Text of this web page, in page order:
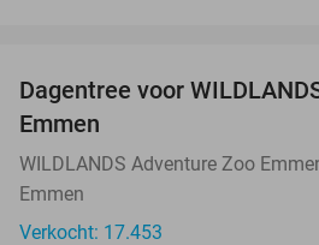
Dagentree voor
Emmen
WILDLANDS Adventure Zoo
Emmen
Verkocht: 17.453